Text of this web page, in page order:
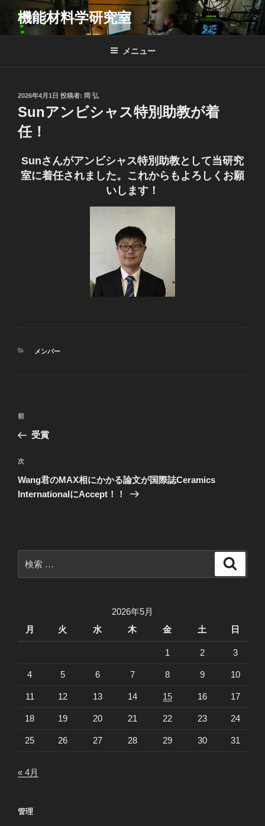
テ
機能材料学研究室
メニュー
投
稿
日:
2026年4月1日 投稿者: 岡 弘
Sunアンビシャス特別助教が着
任！
Sunさんがアンビシャス特別助教として当研究
室に着任されました。これからもよろしくお願
いします！
カ
メンバー
投
ナ
ビ
ゲ
ー
過
去
投
前
受賞
次
の
投
次
Wang君のMAX相にかかる論文が国際誌Ceramics
InternationalにAccept！！
索:
2026年5月
月
火 水 木 金 土 日
1 2 3
4 5 6 7 8 9 10
11 12 13 14 15 16 17
18 19 20 21 22 23 24
25 26 27 28 29 30 31
« 4月
管理